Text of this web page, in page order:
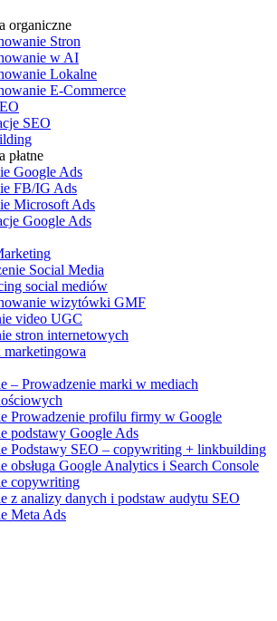
organiczne
Stron
w AI
Lokalne
E-Commerce
SEO
płatne
Google Ads
FB/IG Ads
Microsoft Ads
Google Ads
Social Media
social mediów
wizytówki GMF
video UGC
stron internetowych
marketingowa
– Prowadzenie marki w mediach
Prowadzenie profilu firmy w Google
podstawy Google Ads
Podstawy SEO – copywriting + linkbuilding
obsługa Google Analytics i Search Console
copywriting
z analizy danych i podstaw audytu SEO
Meta Ads